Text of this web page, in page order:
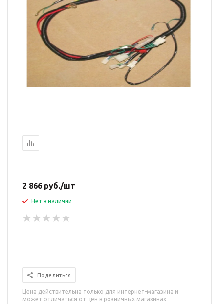
2 866 руб./шт
Нет в наличии
Поделиться
Цена действительна только для интернет-магазина и
может отличаться от цен в розничных магазинах